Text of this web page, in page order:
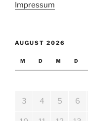
Impressum
AUGUST 2026
M D M D
3 4 5 6